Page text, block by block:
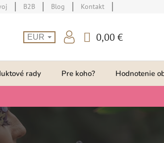
B2B Blog Kontakt
EUR
KOŠÍK
0,00 €
rady Pre koho? Hodnotenie